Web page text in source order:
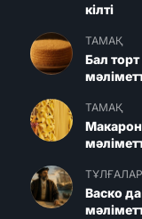
кілті
ТАМАҚ
Бал
ТАМАҚ
ТҰЛҒАЛАР
Васко